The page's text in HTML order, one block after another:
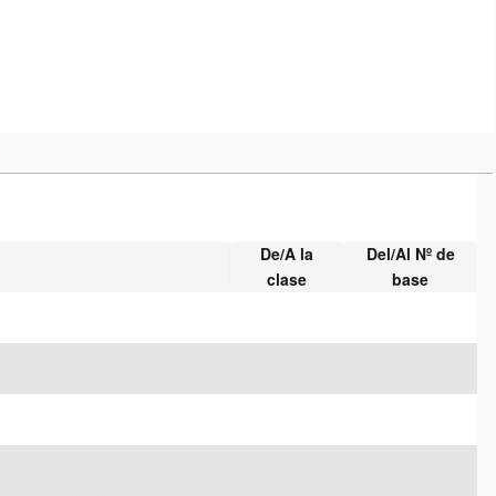
De/A la
clase
Del/Al Nº de
base